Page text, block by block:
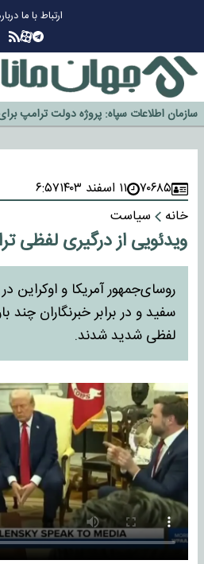
ارتباط با ما
گزینه جدایی اوسمار روی میز مدیران
آیا رئیس جمهور آمریکا قانون را دور می‌زند؟
اخراج رسمی چهره نامدار از پرسپولیس
سازمان اطلاعات سپاه: پروژه دولت ترامپ
خورد
۷۰۶۸۵ ۱۱ اسفند ۱۴۰۳
۶:۵۷
خانه
سیاست
ویدئویی از درگیری لفظی
روسای‌جمهور آمریکا و اوکراین
سفید و در برابر خبرنگاران چند
لفظی شدید شدند.